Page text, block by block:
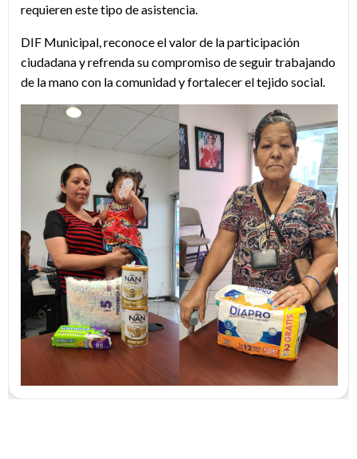
requieren este tipo de asistencia.
DIF Municipal, reconoce el valor de la participación
ciudadana y refrenda su compromiso de seguir trabajando
de la mano con la comunidad y fortalecer el tejido social.